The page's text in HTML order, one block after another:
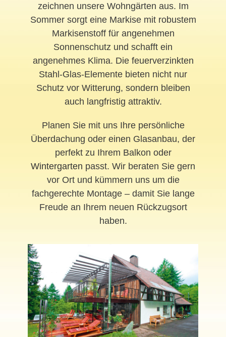
zeichnen unsere Wohngärten aus. Im
Sommer sorgt eine Markise mit robustem
Markisenstoff für angenehmen
Sonnenschutz und schafft ein
angenehmes Klima. Die feuerverzinkten
Stahl-Glas-Elemente bieten nicht nur
Schutz vor Witterung, sondern bleiben
auch langfristig attraktiv.
Planen Sie mit uns Ihre persönliche
Überdachung oder einen Glasanbau, der
perfekt zu Ihrem Balkon oder
Wintergarten passt. Wir beraten Sie gern
vor Ort und kümmern uns um die
fachgerechte Montage – damit Sie lange
Freude an Ihrem neuen Rückzugsort
haben.